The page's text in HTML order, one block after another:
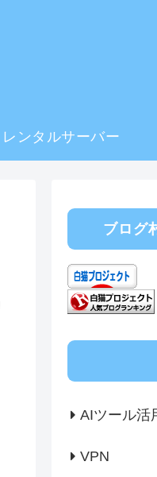
レンタルサーバー
ブログ
AIツール活
VPN